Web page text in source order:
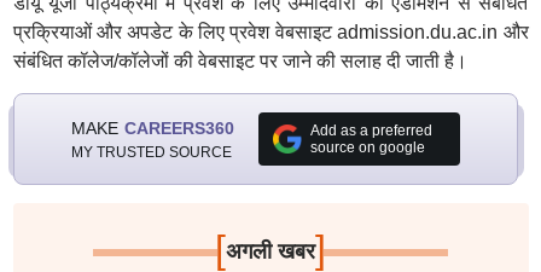
प्रक्रियाओं और अपडेट के लिए प्रवेश वेबसाइट admission.du.ac.in और
संबंधित कॉलेज/कॉलेजों की वेबसाइट पर जाने की सलाह दी जाती है।
MAKE CAREERS360
MY TRUSTED SOURCE
Add as a preferred
source on google
[अगली खबर]